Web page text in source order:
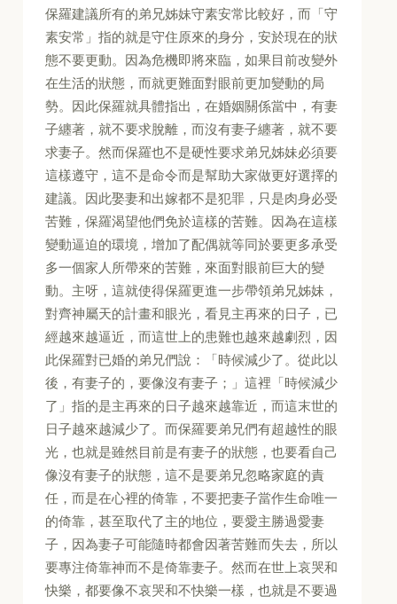
保羅建議所有的弟兄姊妹守素安常比較好，而「守
素安常」指的就是守住原來的身分，安於現在的狀
態不要更動。因為危機即將來臨，如果目前改變外
在生活的狀態，而就更難面對眼前更加變動的局
勢。因此保羅就具體指出，在婚姻關係當中，有妻
子纏著，就不要求脫離，而沒有妻子纏著，就不要
求妻子。然而保羅也不是硬性要求弟兄姊妹必須要
這樣遵守，這不是命令而是幫助大家做更好選擇的
建議。因此娶妻和出嫁都不是犯罪，只是肉身必受
苦難，保羅渴望他們免於這樣的苦難。因為在這樣
變動逼迫的環境，增加了配偶就等同於要更多承受
多一個家人所帶來的苦難，來面對眼前巨大的變
動。主呀，這就使得保羅更進一步帶領弟兄姊妹，
對齊神屬天的計畫和眼光，看見主再來的日子，已
經越來越逼近，而這世上的患難也越來越劇烈，因
此保羅對已婚的弟兄們說：「時候減少了。從此以
後，有妻子的，要像沒有妻子；」這裡「時候減少
了」指的是主再來的日子越來越靠近，而這末世的
日子越來越減少了。而保羅要弟兄們有超越性的眼
光，也就是雖然目前是有妻子的狀態，也要看自己
像沒有妻子的狀態，這不是要弟兄忽略家庭的責
任，而是在心裡的倚靠，不要把妻子當作生命唯一
的倚靠，甚至取代了主的地位，要愛主勝過愛妻
子，因為妻子可能隨時都會因著苦難而失去，所以
要專注倚靠神而不是倚靠妻子。然而在世上哀哭和
快樂，都要像不哀哭和不快樂一樣，也就是不要過